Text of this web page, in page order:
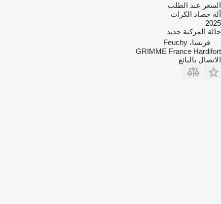
السعر عند الطلب
آلة حصاد الكراث
2025
حالة المركبة جديد
فرنسا، Feuchy
GRIMME France Hardifort
الاتصال بالبائع